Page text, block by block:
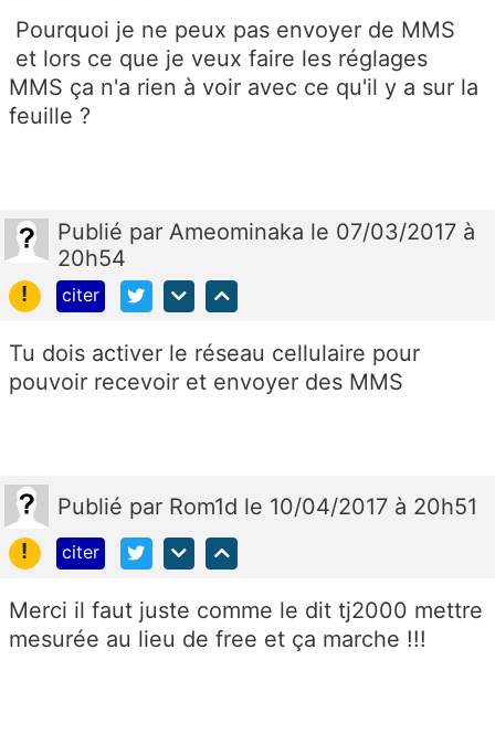
Pourquoi je ne peux pas envoyer de MMS
et lors ce que je veux faire les réglages
MMS ça n'a rien à voir avec ce qu'il y a sur la
feuille ?
Publié par Ameominaka le 07/03/2017 à
20h54
!
citer
Tu dois activer le réseau cellulaire pour
pouvoir recevoir et envoyer des MMS
Publié par Rom1d le 10/04/2017 à 20h51
!
citer
Merci il faut juste comme le dit tj2000 mettre
mesurée au lieu de free et ça marche !!!